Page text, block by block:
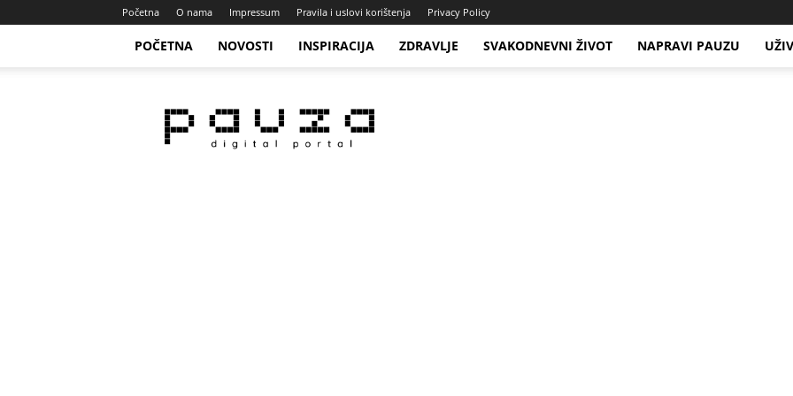
Početna O nama Impressum Pravila i uslovi korištenja Privacy Policy
POČETNA NOVOSTI INSPIRACIJA ZDRAVLJE SVAKODNEVNI ŽIVOT NAPRAVI PAUZU
Portal